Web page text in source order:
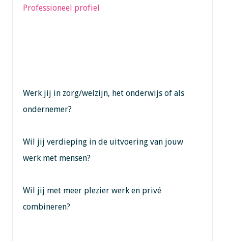
Professioneel profiel
Werk jij in zorg/welzijn, het onderwijs of als
ondernemer?
Wil jij verdieping in de uitvoering van jouw
werk met mensen?
Wil jij met meer plezier werk en privé
combineren?